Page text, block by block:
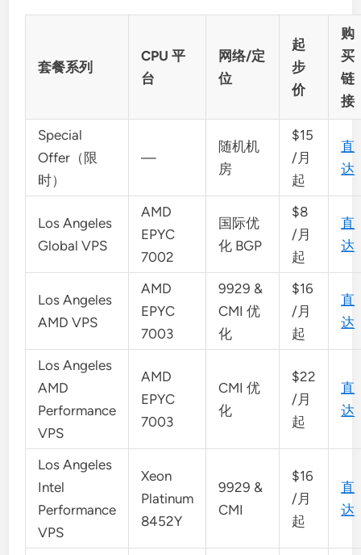
套餐系列
CPU 平
台
网络/定
位
起
步
价
购
买
链
接
Special
Offer（限
时）
—
随机机
房
$15
/月
起
直
达
Los Angeles
Global VPS
AMD
EPYC
7002
国际优
化 BGP
$8
/月
起
直
达
Los Angeles
AMD VPS
AMD
EPYC
7003
9929 &
CMI 优
化
$16
/月
起
直
达
Los Angeles
AMD
Performance
VPS
AMD
EPYC
7003
CMI 优
化
$22
/月
起
直
达
Los Angeles
Intel
Performance
VPS
Xeon
Platinum
8452Y
9929 &
CMI
$16
/月
起
直
达